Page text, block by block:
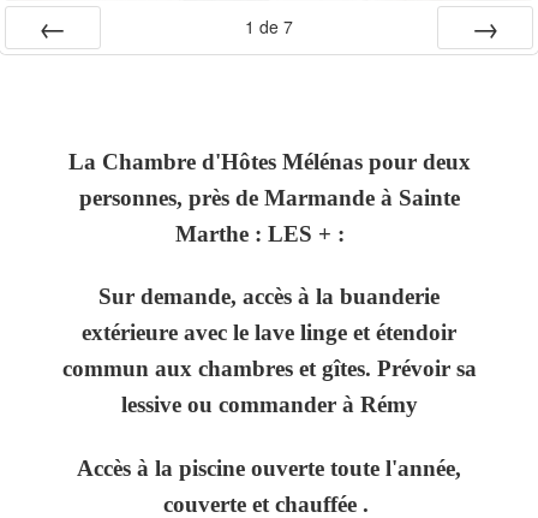
1 de 7
La Chambre d'Hôtes Mélénas pour deux
personnes, près de Marmande à Sainte
Marthe : LES + :
Sur demande, accès à la buanderie
extérieure avec le lave linge et étendoir
commun aux chambres et gîtes. Prévoir sa
lessive ou commander à Rémy
Accès à la piscine ouverte toute l'année,
couverte et chauffée .